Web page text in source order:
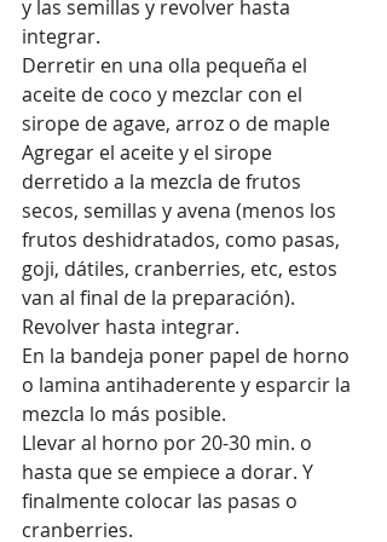
y las semillas y revolver hasta
integrar.
Derretir en una olla pequeña el
aceite de coco y mezclar con el
sirope de agave, arroz o de maple
Agregar el aceite y el sirope
derretido a la mezcla de frutos
secos, semillas y avena (menos los
frutos deshidratados, como pasas,
goji, dátiles, cranberries, etc, estos
van al final de la preparación).
Revolver hasta integrar.
En la bandeja poner papel de horno
o lamina antihaderente y esparcir la
mezcla lo más posible.
Llevar al horno por 20-30 min. o
hasta que se empiece a dorar. Y
finalmente colocar las pasas o
cranberries.